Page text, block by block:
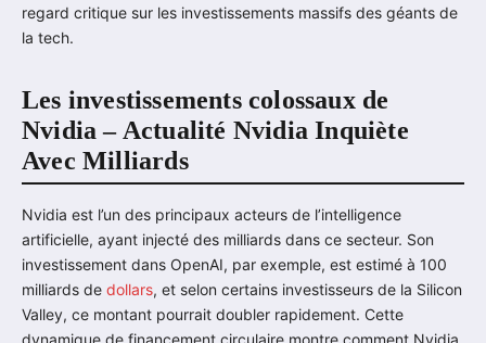
regard critique sur les investissements massifs des géants de
la tech.
Les investissements colossaux de
Nvidia – Actualité Nvidia Inquiète
Avec Milliards
Nvidia est l’un des principaux acteurs de l’intelligence
artificielle, ayant injecté des milliards dans ce secteur. Son
investissement dans OpenAI, par exemple, est estimé à 100
milliards de dollars, et selon certains investisseurs de la Silicon
Valley, ce montant pourrait doubler rapidement. Cette